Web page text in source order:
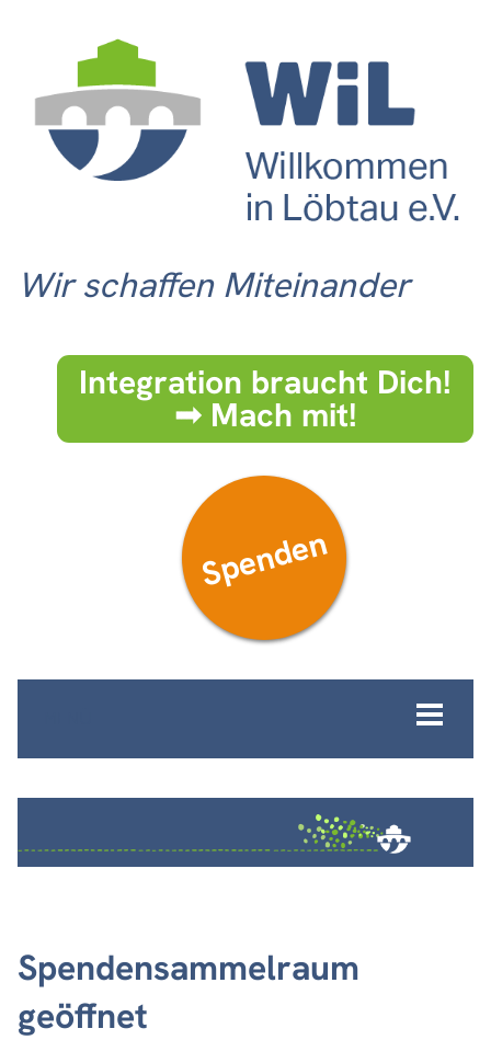
Wir schaffen Miteinander
Integration braucht Dich!
➟ Mach mit!
Spenden
Spendensammelraum
geöffnet